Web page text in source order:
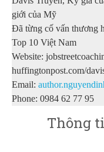
giới của Mỹ
Đã từng cố vấn thương
Top 10 Việt Nam
Website:
huffingtonpost.com/
Email:
Phone: 0984 62 77 95
Thông